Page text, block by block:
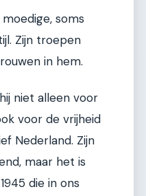
soms
Zijn troepen
in hem.
niet alleen voor
voor de vrijheid
Nederland. Zijn
maar het is
die in ons